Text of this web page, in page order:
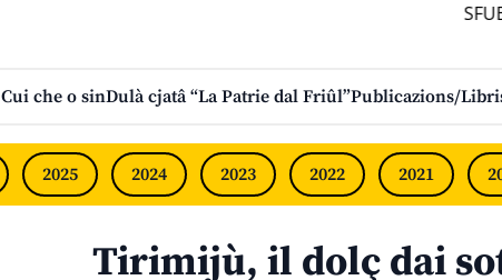
SFUEI
Cui che o sinDulà cjatâ “La Patrie dal Friûl”Publicazions/
2025 2024 2023 2022 2021
Tirimijù, il dolç dai